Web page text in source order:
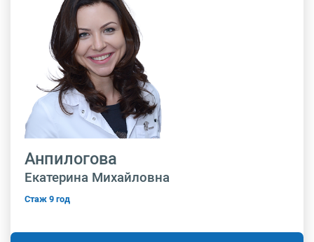
Анпилогова
Екатерина Михайловна
Стаж 9 год